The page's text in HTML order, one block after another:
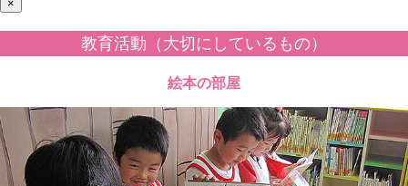
×
教育活動（大切にしているもの）
絵本の部屋